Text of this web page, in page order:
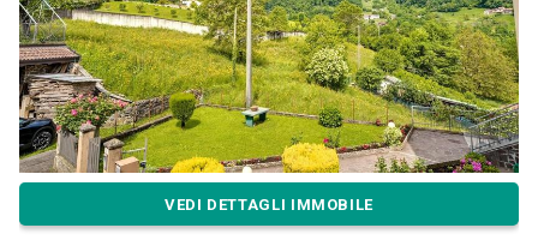
VEDI DETTAGLI IMMOBILE